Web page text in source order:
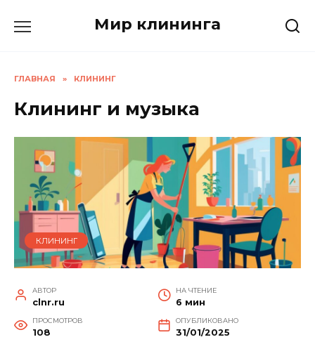
Мир клининга
ГЛАВНАЯ » КЛИНИНГ
Клининг и музыка
КЛИНИНГ
АВТОР
clnr.ru
НА ЧТЕНИЕ
6 мин
ПРОСМОТРОВ
108
ОПУБЛИКОВАНО
31/01/2025